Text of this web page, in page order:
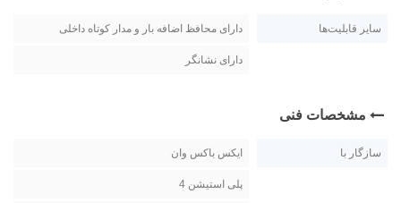
سایر قابلیت‌ها دارای محافظ اضافه بار و مدار کوتاه داخلی
دارای نشانگر
مشخصات فنی
سازگار با ایکس باکس وان
پلی استیشن 4